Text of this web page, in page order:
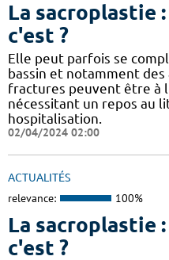
La sacroplastie
c'est ?
Elle peut parfois se
bassin et notamment des
fractures peuvent être à
nécessitant un repos au
hospitalisation.
02/04/2024 02:00
ACTUALITÉS
relevance: 100%
La sacroplastie
c'est ?